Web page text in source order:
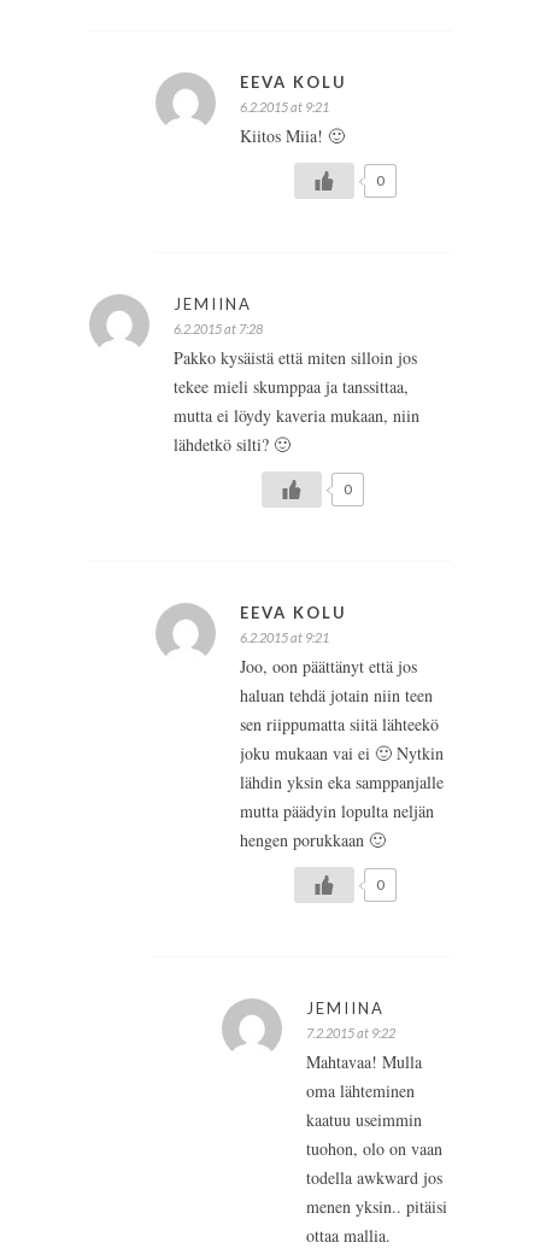
EEVA KOLU
6.2.2015 at 9:21
Kiitos Miia! 🙂
0
JEMIINA
6.2.2015 at 7:28
Pakko kysäistä että miten silloin jos
tekee mieli skumppaa ja tanssittaa,
mutta ei löydy kaveria mukaan, niin
lähdetkö silti? 🙂
0
EEVA KOLU
6.2.2015 at 9:21
Joo, oon päättänyt että jos
haluan tehdä jotain niin teen
sen riippumatta siitä lähteekö
joku mukaan vai ei 🙂 Nytkin
lähdin yksin eka samppanjalle
mutta päädyin lopulta neljän
hengen porukkaan 🙂
0
JEMIINA
7.2.2015 at 9:22
Mahtavaa! Mulla
oma lähteminen
kaatuu useimmin
tuohon, olo on vaan
todella awkward jos
menen yksin.. pitäisi
ottaa mallia.